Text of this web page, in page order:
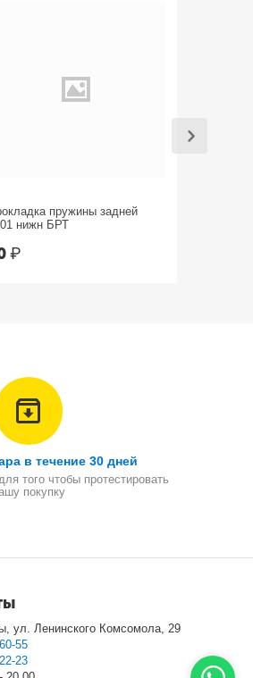
пружины задней
нижн БРТ
₽
в течение 30 дней
того чтобы протестировать
покупку
ул. Ленинского Комсомола, 29
55
23